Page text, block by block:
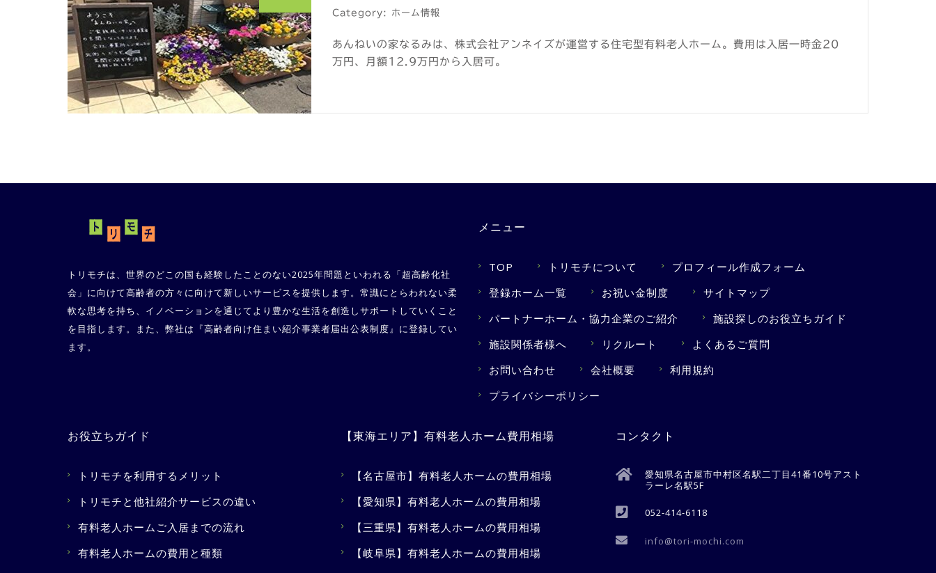
Category: ホーム情報
あんねいの家なるみは、株式会社アンネイズが運営する住宅型有料老人ホーム。費用は入居一時金20
万円、月額12.9万円から入居可。
トリモチは、世界のどこの国も経験したことのない2025年問題といわれる「超高齢化社
会」に向けて高齢者の方々に向けて新しいサービスを提供します。常識にとらわれない柔
軟な思考を持ち、イノベーションを通じてより豊かな生活を創造しサポートしていくこと
を目指します。また、弊社は『高齢者向け住まい紹介事業者届出公表制度』に登録してい
ます。
メニュー
TOP トリモチについて
プロフィール作成フォーム
登録ホーム一覧
お祝い金制度
サイトマップ
パートナーホーム・協力企業のご紹介
施設探しのお役立ちガイド
施設関係者様へ
リクルート
よくあるご質問
お問い合わせ
会社概要
利用規約
プライバシーポリシー
お役立ちガイド
トリモチを利用するメリット
トリモチと他社紹介サービスの違い
有料老人ホームご入居までの流れ
有料老人ホームの費用と種類
【東海エリア】有料老人ホーム費用相場
【名古屋市】有料老人ホームの費用相場
【愛知県】有料老人ホームの費用相場
【三重県】有料老人ホームの費用相場
【岐阜県】有料老人ホームの費用相場
コンタクト
愛知県名古屋市中村区名駅二丁目41番10号アスト
ラーレ名駅5F
052-414-6118
info@tori-mochi.com